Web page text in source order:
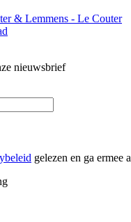
nieuwsbrief
gelezen en ga ermee